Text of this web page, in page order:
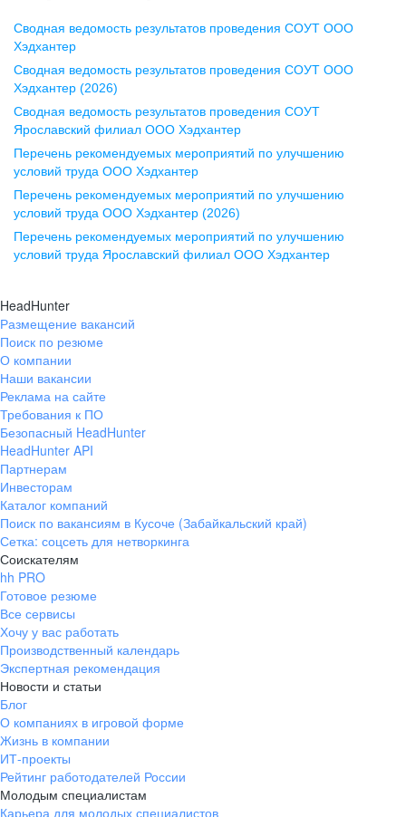
Воронеж
ул. Комиссаржевской, д. 10,
офис 1212
+7 473 280-05-05
pr@vrn.hh.ru
ул. Спартаковская, д. 2А, этаж 3,
помещение 15
+7 843 212-12-50
Екатеринбург
ул. Боевых Дружин, стр. 20,
+7 343 226-79-99
pr@ural.hh.ru
ул. Янковского, д. 169, 7 этаж,
706 каб.
+7 861 205-55-57
pr@krd.hh.ru
Владивосток
пер. Ланинский д. 4, офис 3.4
+7 423 202-33-28
pr@dv.hh.ru
Новосибирск
ул. Большевистская, д. 35,
помещение 21
+7 383 207-94-64
pr@nsk.hh.ru
Сводная ведомость результатов проведения СОУТ ООО
Хэдхантер
Сводная ведомость результатов проведения СОУТ ООО
Хэдхантер (2026)
Сводная ведомость результатов проведения СОУТ
Ярославский филиал ООО Хэдхантер
Перечень рекомендуемых мероприятий по улучшению
условий труда ООО Хэдхантер
Перечень рекомендуемых мероприятий по улучшению
условий труда ООО Хэдхантер (2026)
Перечень рекомендуемых мероприятий по улучшению
условий труда Ярославский филиал ООО Хэдхантер
HeadHunter
Размещение вакансий
Поиск по резюме
О компании
Наши вакансии
Реклама на сайте
Требования к ПО
Безопасный HeadHunter
HeadHunter API
Партнерам
Инвесторам
Каталог компаний
Поиск по вакансиям в Кусоче (Забайкальский край)
Сетка: соцсеть для нетворкинга
Соискателям
hh PRO
Готовое резюме
Все сервисы
Хочу у вас работать
Производственный календарь
Экспертная рекомендация
Новости и статьи
Блог
О компаниях в игровой форме
Жизнь в компании
ИТ-проекты
Рейтинг работодателей России
Молодым специалистам
Карьера для молодых специалистов